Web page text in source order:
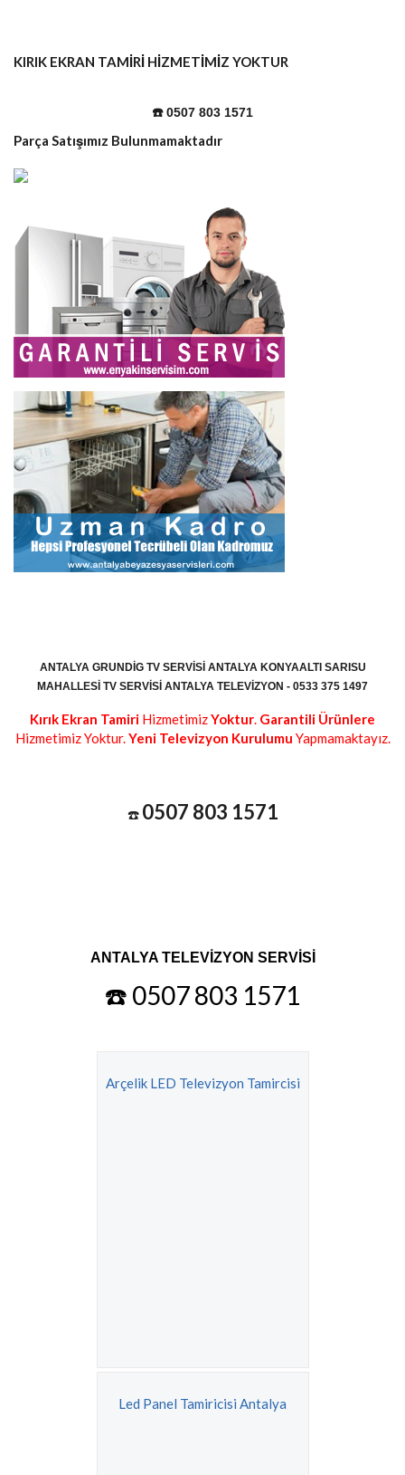
KIRIK EKRAN TAMİRİ HİZMETİMİZ YOKTUR
☎️ 0507 803 1571
Parça Satışımız Bulunmamaktadır
ANTALYA GRUNDIG TV SERVISI ANTALYA KONYAALTI SARISU
MAHALLESI TV SERVISI ANTALYA TELEVIZYON - 0533 375 1497
Kırık Ekran Tamiri HizmetimizYoktur. Garantili Ürünlere
Hizmetimiz Yoktur.Yeni Televizyon Kurulumu Yapmamaktayız.
☎️ 0507 803 1571
ANTALYA TELEVİZYON SERVİSİ
☎️ 0507 803 1571
Arçelik LED Televizyon Tamircisi
Led Panel Tamiricisi Antalya